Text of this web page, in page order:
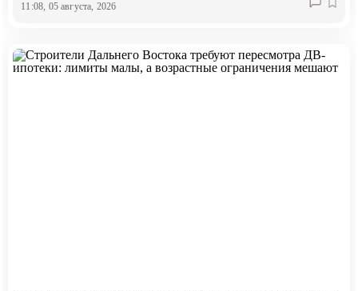
11:08, 05 августа, 2026